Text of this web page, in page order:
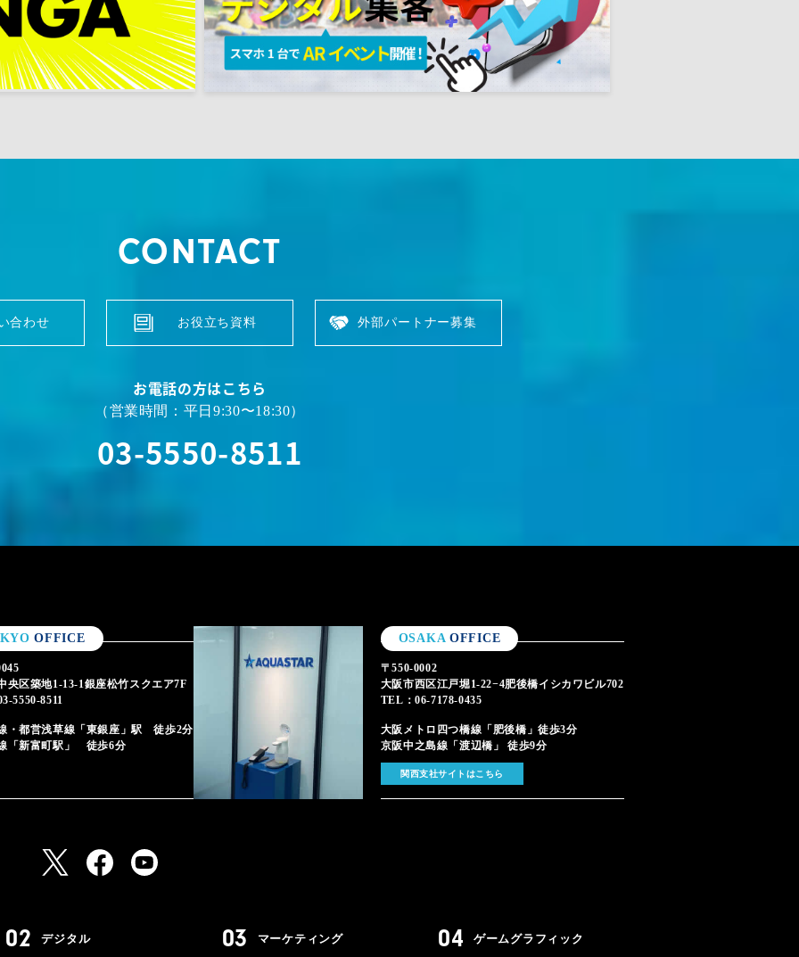
CONTACT
合わせ お役立ち資料 外部パートナー募集
お電話の方はこちら
（営業時間：平日9:30〜18:30）
03-5550-8511
OFFICE
央区築地1-13-1銀座松竹スクエア7F
5550-8511
・都営浅草線「東銀座」駅 徒歩2分
「新富町駅」 徒歩6分
OSAKA OFFICE
〒550-0002
大阪市西区江戸堀1-22−4肥後橋イシカワビル702
TEL：06-7178-0435
大阪メトロ四つ橋線「肥後橋」徒歩3分
京阪中之島線「渡辺橋」 徒歩9分
関西支社サイトはこちら
デジタル マーケティング ゲームグラフィック